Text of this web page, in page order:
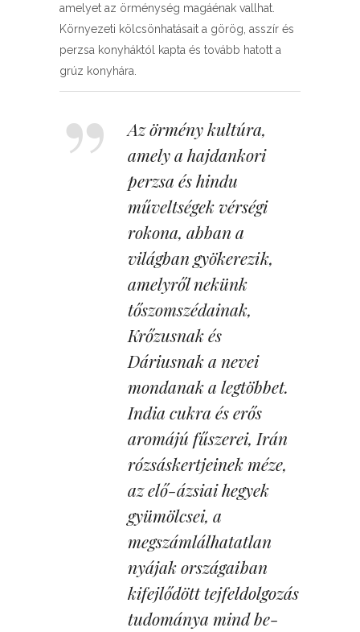
amelyet az örménység magáénak vallhat.
Környezeti kölcsönhatásait a görög, asszír és
perzsa konyháktól kapta és tovább hatott a
grúz konyhára.
Az örmény kultúra,
amely a hajdankori
perzsa és hindu
műveltségek vérségi
rokona, abban a
világban gyökerezik,
amelyről nekünk
tőszomszédainak,
Krőzusnak és
Dáriusnak a nevei
mondanak a legtöbbet.
India cukra és erős
aromájú fűszerei, Irán
rózsáskertjeinek méze,
az elő-ázsiai hegyek
gyümölcsei, a
megszámlálhatatlan
nyájak országaiban
kifejlődött tejfeldolgozás
tudománya mind be-